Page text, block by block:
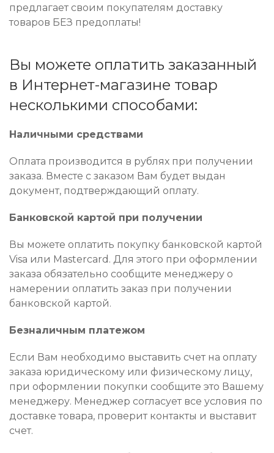
предлагает своим покупателям доставку
товаров БЕЗ предоплаты!
Вы можете оплатить заказанный
в Интернет-магазине товар
несколькими способами:
Наличными средствами
Оплата производится в рублях при получении
заказа. Вместе с заказом Вам будет выдан
документ, подтверждающий оплату.
Банковской картой при получении
Вы можете оплатить покупку банковской картой
Visa или Mastercard. Для этого при оформлении
заказа обязательно сообщите менеджеру о
намерении оплатить заказ при получении
банковской картой.
Безналичным платежом
Если Вам необходимо выставить счет на оплату
заказа юридическому или физическому лицу,
при оформлении покупки сообщите это Вашему
менеджеру. Менеджер согласует все условия по
доставке товара, проверит контакты и выставит
счет.